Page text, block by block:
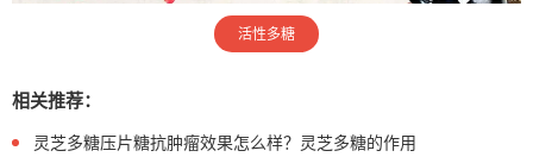
活性多糖
相关推荐：
灵芝多糖压片糖抗肿瘤效果怎么样？灵芝多糖的作用